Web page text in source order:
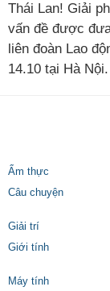
Thái Lan! Giải
vấn đề được
liên đoàn Lao
14.10 tại Hà
Ẩm thực
Câu chuyện
Giải trí
Giới tính
Máy tính